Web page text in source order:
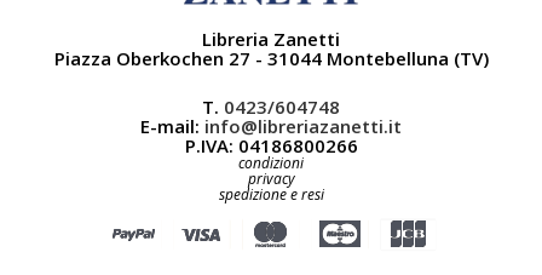
Libreria Zanetti
Piazza Oberkochen 27 - 31044 Montebelluna (TV)
T. 0423/604748
E-mail: info@libreriazanetti.it
P.IVA: 04186800266
condizioni
privacy
spedizione e resi